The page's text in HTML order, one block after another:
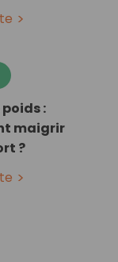
:
maigrir
?